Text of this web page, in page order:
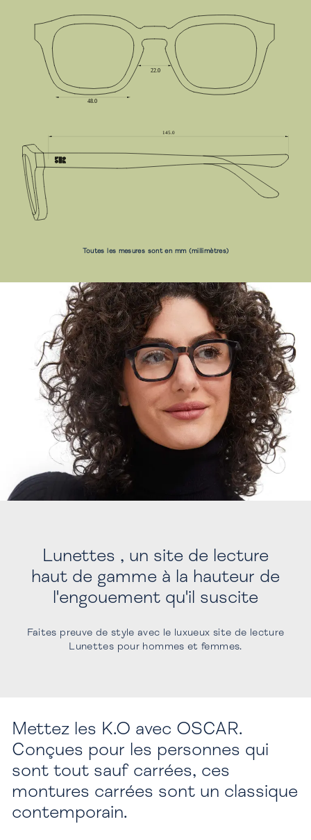
Toutes les mesures sont en mm (millimètres)
Lunettes , un site de lecture
haut de gamme à la hauteur de
l'engouement qu'il suscite
Faites preuve de style avec le luxueux site de lecture
Lunettes pour hommes et femmes.
Mettez les K.O avec OSCAR.
Conçues pour les personnes qui
sont tout sauf carrées, ces
montures carrées sont un classique
contemporain.